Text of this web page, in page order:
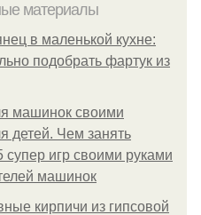
материалы
в маленькой кухне:
подобрать фартук из
машинок своими
детей. Чем занять
супер игр своими руками
машинок
кирпичи из гипсовой